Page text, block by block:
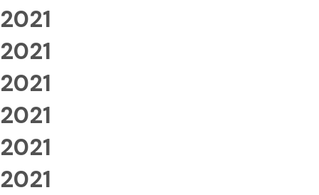
2021
2021
2021
2021
2021
2021